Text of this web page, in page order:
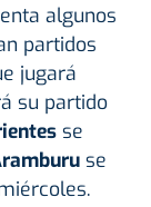
algunos
partidos
jugará
su partido
se
se